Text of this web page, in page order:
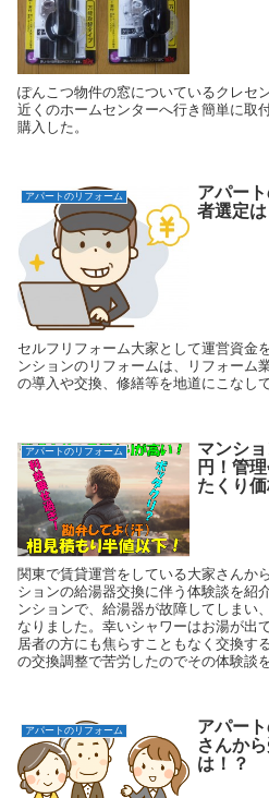
ぽんこつ物件の窓についているクレセ
近くのホームセンターへ行き簡単に取
購入した。
アパートのリフォーム
アパー
者選定
セルフリフォーム大家として運営資金
ンションのリフォームは、リフォーム
の導入や交換、修繕等を地道にこなし
アパートのリフォーム
マンシ
円！管
たくり
関東で賃貸運営をしている大家さんか
ションの給湯器交換に伴う体験談を紹
ンションで、給湯器が故障してしまい
なりました。幸いシャワーはお湯が出
居者の方にも焦らすこともなく交換す
の交換調整で苦労したのでその体験談
アパートのリフォーム
アパー
さんか
は！？